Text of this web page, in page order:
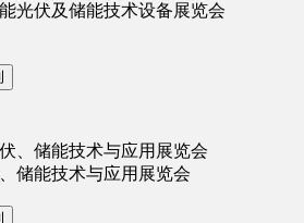
光伏及储能技术设备展览会
储能技术与应用展览会